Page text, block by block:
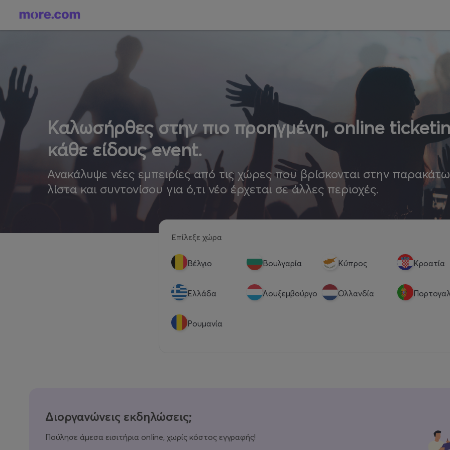
Καλωσήρθες στην πιο προηγμένη, online
κάθε είδους event.
Ανακάλυψε νέες εμπειρίες από τις χώρες που βρίσκονται στην παρακάτω
λίστα και συντονίσου για ό,τι νέο έρχεται σε άλλες περιοχές.
Επίλεξε χώρα
Βέλγιο Βουλγαρία Κύπρος Κροατία
Eλλάδα Λουξεμβούργο Ολλανδία
Ρουμανία
Διοργανώνεις εκδηλώσεις;
Πούλησε άμεσα εισιτήρια online, χωρίς κόστος εγγραφής!